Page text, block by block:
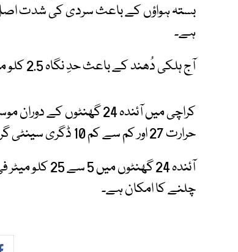
ہے۔
آج ہلکی دُھند کے باعث حدِ نگاہ 2.5 کلو میٹر ریکارڈ ہوئی۔
کراچی میں آئندہ 24
حرارت 27 اور کم سے کم 10 ڈگری سینٹی گریڈ متوقع ہے۔
آئندہ 24
چلنے کا امکان ہے۔